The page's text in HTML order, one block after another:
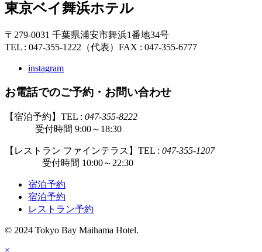
東京ベイ舞浜ホテル
〒279-0031 千葉県浦安市舞浜1番地34号
TEL : 047-355-1222（代表） FAX : 047-355-6777
instagram
お電話でのご予約・お問い合わせ
【宿泊予約】TEL : 047-355-8222
受付時間 9:00～18:30
【レストラン ファインテラス】TEL : 047-355-1207
受付時間 10:00～22:30
宿泊予約
宿泊予約
レストラン予約
© 2024 Tokyo Bay Maihama Hotel.
×